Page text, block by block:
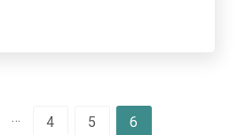
… 4 5 6